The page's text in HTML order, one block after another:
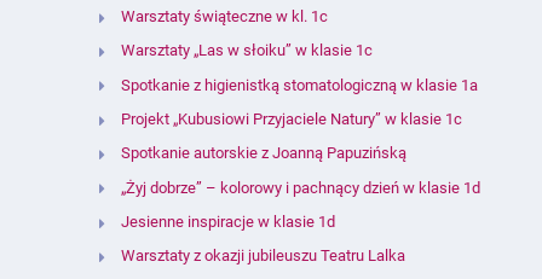
Warsztaty świąteczne w kl. 1c
Warsztaty „Las w słoiku” w klasie 1c
Spotkanie z higienistką stomatologiczną w klasie 1a
Projekt „Kubusiowi Przyjaciele Natury” w klasie 1c
Spotkanie autorskie z Joanną Papuzińską
„Żyj dobrze” – kolorowy i pachnący dzień w klasie 1d
Jesienne inspiracje w klasie 1d
Warsztaty z okazji jubileuszu Teatru Lalka